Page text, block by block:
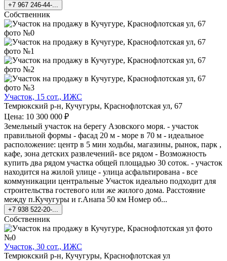
+7 967 246-44-...
Собственник
Участок, 15 сот., ИЖС
Темрюкский р-н, Кучугуры, Краснофлотская ул, 67
Цена: 10 300 000 ₽
Земельный участок на берегу Азовского моря. - участок
правильной формы - фасад 20 м - море в 70 м - идеальное
расположение: центр в 5 мин ходьбы, магазины, рынок, парк ,
кафе, зона детских развлечений- все рядом - Возможность
купить два рядом участка общей площадью 30 соток. - участок
находится на жилой улице - улица асфальтирована - все
коммуникации центральные Участок идеально подходит для
строительства гостевого или же жилого дома. Расстояние
между п.Кучугуры и г.Анапа 50 км Номер об...
+7 938 522-20-...
Собственник
Участок, 30 сот., ИЖС
Темрюкский р-н, Кучугуры, Краснофлотская ул